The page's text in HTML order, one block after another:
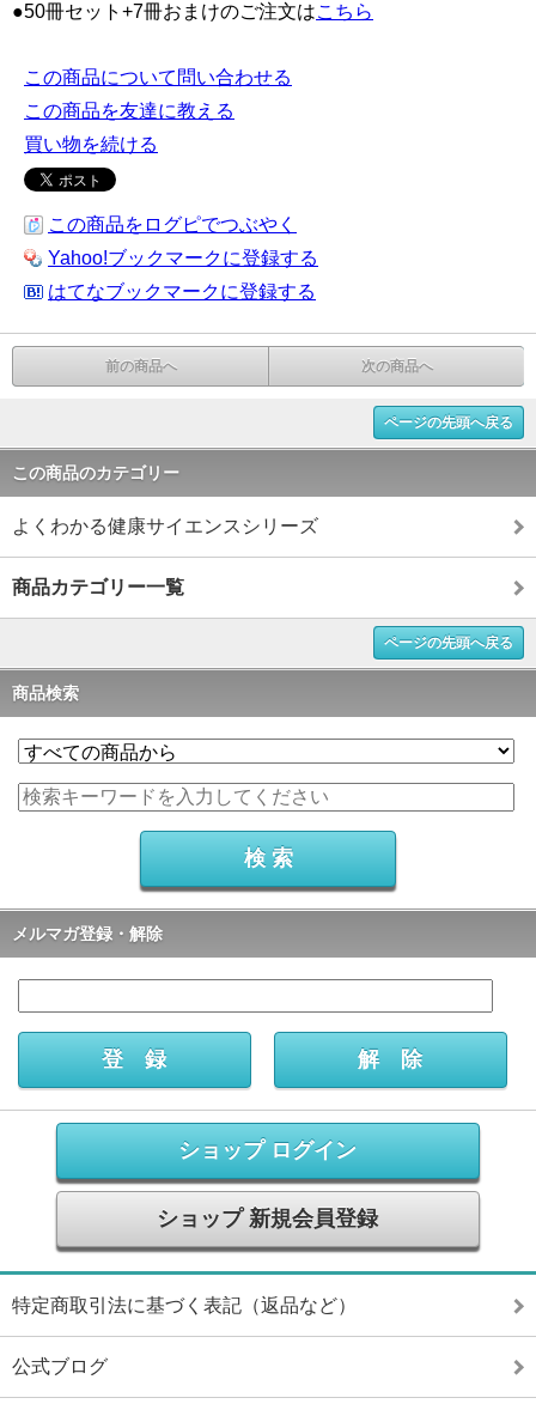
●50冊セット+7冊おまけのご注文はこちら
この商品について問い合わせる
この商品を友達に教える
買い物を続ける
この商品をログピでつぶやく
Yahoo!ブックマークに登録する
はてなブックマークに登録する
前の商品へ 次の商品へ
ページの先頭へ戻る
この商品のカテゴリー
よくわかる健康サイエンスシリーズ
商品カテゴリー一覧
ページの先頭へ戻る
商品検索
メルマガ登録・解除
ショップ ログイン
ショップ 新規会員登録
特定商取引法に基づく表記（返品など）
公式ブログ